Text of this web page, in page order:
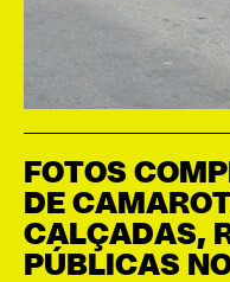
FOTOS
DE
CALÇADAS,
PÚBLICAS